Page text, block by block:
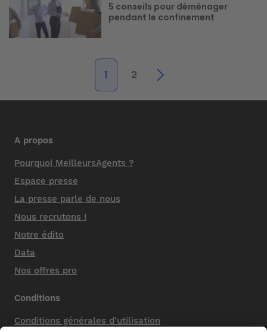
5 conseils pour déménager
pendant le confinement
1 2
A propos
Pourquoi MeilleursAgents ?
Espace presse
La presse parle de nous
Nous recrutons !
Notre édito
Data
Nos offres pro
Conditions
Conditions générales d'utilisation